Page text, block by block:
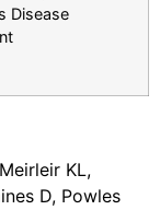
Disease
KL,
D, Powles